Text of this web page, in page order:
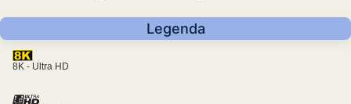
Legenda
8K - Ultra HD